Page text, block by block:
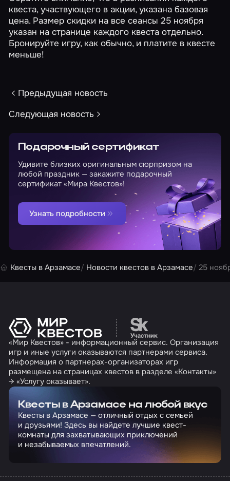
квеста, участвующего в акции, указана базовая
цена. Размер скидки на все сеансы 25 ноября
указан на странице каждого квеста отдельно.
Бронируйте игру, как обычно, и платите в квесте
меньше!
Предыдущая новость
Следующая новость
Подарочный сертификат
Удивите близких оригинальным сюрпризом на
любой праздник — закажите подарочный
сертификат «Мира Квестов»!
Узнать подробности
Квесты в Арзамасе Новости квестов в Арзамасе 25
Перейти на сайт
«Мир Квестов» - информационный сервис. Организация
игр и иные услуги оказываются партнерами сервиса.
Информация о партнерах-организаторах игр
размещена на страницах квестов в разделе «Контакты»
→ «Услугу оказывает».
Квесты в Арзамасе на любой вкус
Квесты в Арзамасе — отличный отдых с семьей
и друзьями! Здесь вы найдете лучшие квест-
комнаты для захватывающих приключений
и незабываемых впечатлений.